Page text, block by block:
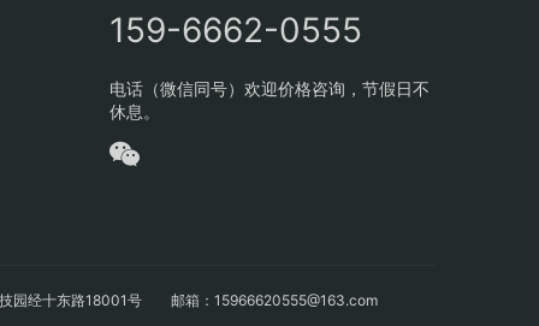
159-6662-0555
电话（微信同号）欢迎价格咨询，节假日不
休息。
技园经十东路18001号 邮箱：15966620555@163.com